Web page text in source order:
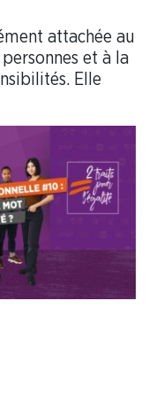
attachée au
et à la
Elle